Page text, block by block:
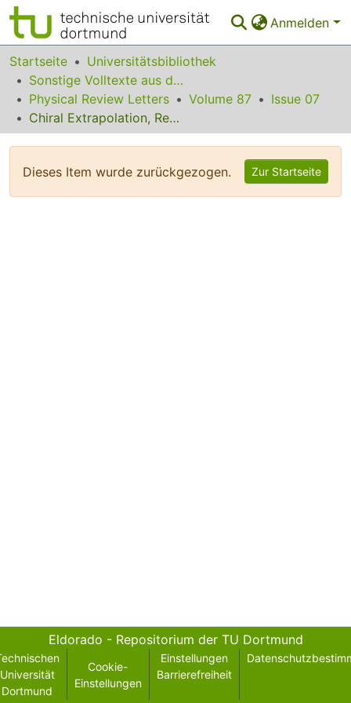
Anmelden
Bereiche & Sammlungen
Das gesamte Repositorium
Statistiken
Startseite
Universitätsbibliothek
Sonstige Volltexte aus dem Bibliotheksangebot
Physical Review Letters
Volume 87
Issue 07
Chiral Extrapolation, Renormalization, and the Viability of the Quark Model
Dieses Item wurde zurückgezogen. Zur Startseite
Eldorado - Repositorium der TU Dortmund
Universität
Dortmund
Cookie-
Einstellungen
Einstellungen
Barrierefreiheit